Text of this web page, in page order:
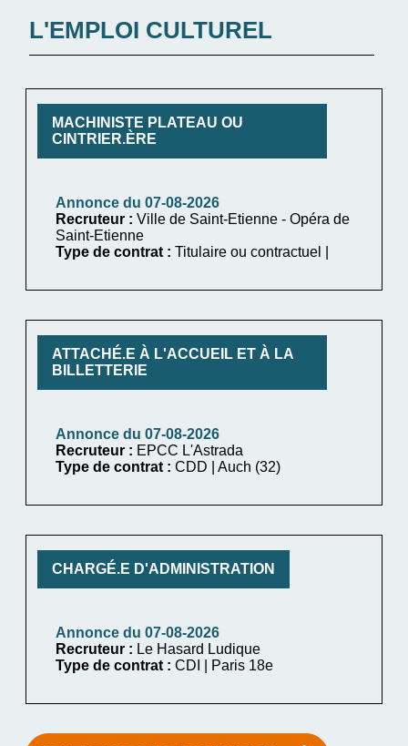
L'EMPLOI CULTUREL
MACHINISTE PLATEAU OU
CINTRIER.ÈRE
Annonce du 07-08-2026
Recruteur : Ville de Saint-Etienne - Opéra de
Saint-Etienne
Type de contrat : Titulaire ou contractuel |
ATTACHÉ.E À L'ACCUEIL ET À LA
BILLETTERIE
Annonce du 07-08-2026
Recruteur : EPCC L'Astrada
Type de contrat : CDD | Auch (32)
CHARGÉ.E D'ADMINISTRATION
Annonce du 07-08-2026
Recruteur : Le Hasard Ludique
Type de contrat : CDI | Paris 18e